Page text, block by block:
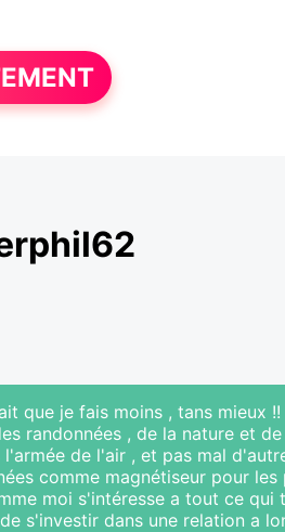
que je fais moins , tans mieux
randonnées , de la nature et
de l'air , et pas mal
comme magnétiseur pour
moi s'intéresse a tout ce
s'investir dans une relation a